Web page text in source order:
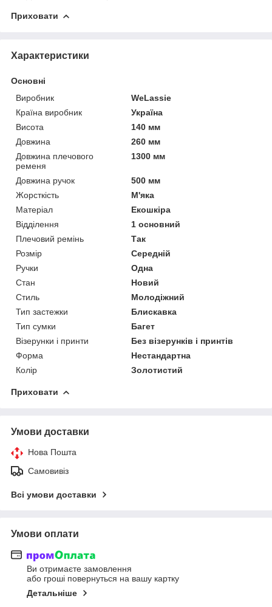
Приховати
Характеристики
Основні
Виробник
WeLassie
Країна виробник
Україна
Висота
140 мм
Довжина
260 мм
Довжина плечового
ременя
1300 мм
Довжина ручок
500 мм
Жорсткість
М'яка
Матеріал
Екошкіра
Відділення
1 основний
Плечовий ремінь
Так
Розмір
Середній
Ручки
Одна
Стан
Новий
Стиль
Молодіжний
Тип застежки
Блискавка
Тип сумки
Багет
Візерунки і принти
Без візерунків і принтів
Форма
Нестандартна
Колір
Золотистий
Приховати
Умови доставки
Нова Пошта
Самовивіз
Всі умови доставки
Умови оплати
Ви отримаєте замовлення
або гроші повернуться на вашу картку
Детальніше